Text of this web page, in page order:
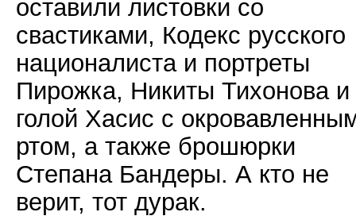
оставили листовки со
свастиками, Кодекс русского
националиста и портреты
Пирожка, Никиты Тихонова и
голой Хасис с
ртом, а также брошюрки
Степана Бандеры. А кто не
верит, тот дурак.